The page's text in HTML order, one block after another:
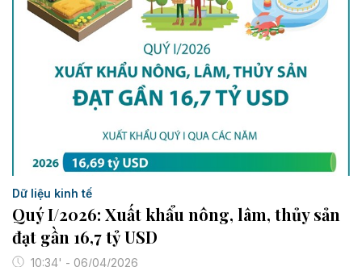
Dữ liệu kinh tế
Quý I/2026: Xuất khẩu nông, lâm, thủy sản
đạt gần 16,7 tỷ USD
10:34' - 06/04/2026